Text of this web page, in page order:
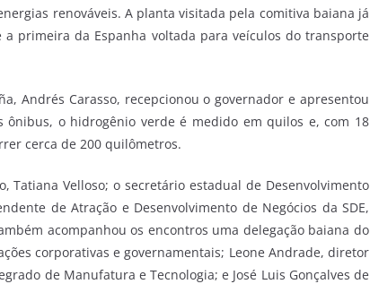
renováveis. A planta visitada pela comitiva baiana já
primeira da Espanha voltada para veículos do transporte
Andrés Carasso, recepcionou o governador e apresentou
ônibus, o hidrogênio verde é medido em quilos e, com 18
cerca de 200 quilômetros.
Tatiana Velloso; o secretário estadual de Desenvolvimento
de Atração e Desenvolvimento de Negócios da SDE,
acompanhou os encontros uma delegação baiana do
corporativas e governamentais; Leone Andrade, diretor
de Manufatura e Tecnologia; e José Luis Gonçalves de